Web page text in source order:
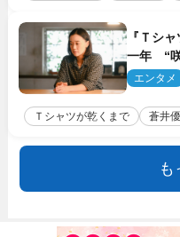
『Ｔシャ
一年 “咲
しあえる
エンタメ
Ｔシャツが乾くまで 蒼井優
も